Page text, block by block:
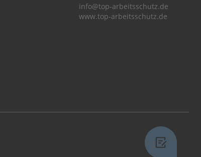
info@top-arbeitsschutz.de
www.top-arbeitsschutz.de